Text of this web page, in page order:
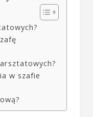
w szafie